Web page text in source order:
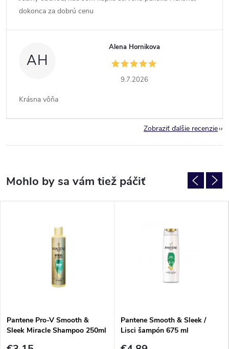
Pantene Pro-V Smooth &
Sleek Miracle Shampoo 250ml
Pantene Smooth & Sleek /
Lisci šampón 675 ml
dokonca za dobrú cenu
AH
Alena Hornikova
9.7.2026
Krásna vôňa
Zobraziť ďalšie recenzie